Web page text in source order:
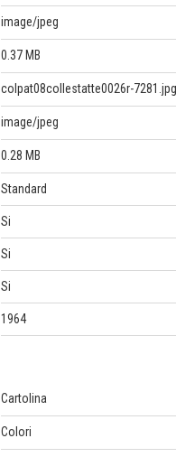
image/jpeg
0.37 MB
colpat08collestatte0026r-7281.jpg
image/jpeg
0.28 MB
Standard
Si
Si
Si
1964
Cartolina
Colori